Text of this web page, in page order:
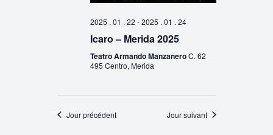
2025 . 01 . 22 -2025 . 01 . 24
Icaro – Merida 2025
Teatro Armando ManzaneroC. 62
495 Centro, Merida
Jour précédent Jour suivant